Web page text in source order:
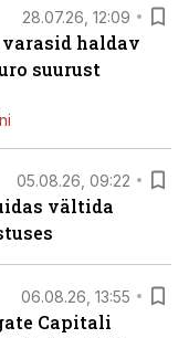
28.07.26, 12:09
haldav
suurust
05.08.26, 09:22
vältida
06.08.26, 13:55
Capitali